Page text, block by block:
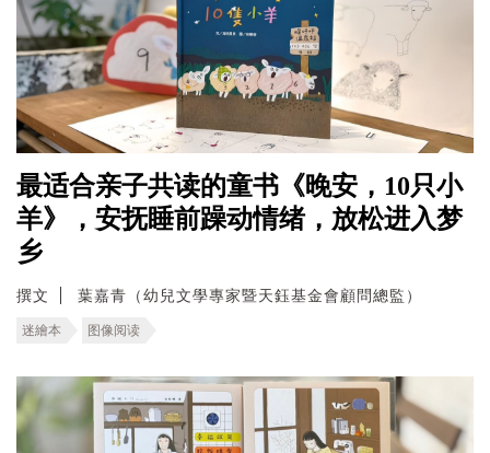
最适合亲子共读的童书《晚安，10只小
羊》，安抚睡前躁动情绪，放松进入梦
乡
撰文 葉嘉青（幼兒文學專家暨天鈺基金會顧問總監）
迷繪本 图像阅读